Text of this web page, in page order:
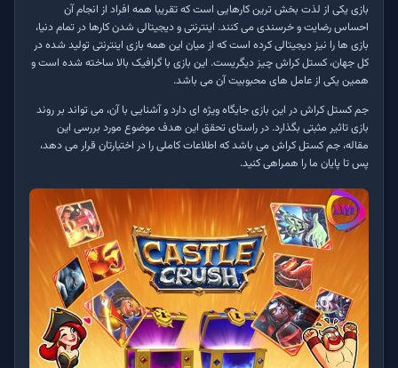
بازی یکی از لذت بخش ترین کارهایی است که تقریبا همه افراد از انجام آن
احساس رضایت و خرسندی می کنند. اینترنتی و دیجیتالی شدن کارها در تمام دنیا،
بازی ها را نیز دیجیتالی کرده است که از میان این همه بازی اینترنتی تولید شده در
کل جهان، کستل کراش چیز دیگریست. این بازی با گرافیک بالا ساخته شده است و
همین یکی از عامل های محبوبیت آن می باشد.
جم کستل کراش در این بازی جایگاه ویژه ای دارد و آشنایی با آن، می تواند بر روند
بازی تاثیر مثبتی بگذارد. در راستای تحقق این هدف موضوع مورد بررسی این
مقاله، جم کستل کراش می باشد که اطلاعات کاملی را در اختیارتان قرار می دهد،
پس تا پایان ما را همراهی کنید.